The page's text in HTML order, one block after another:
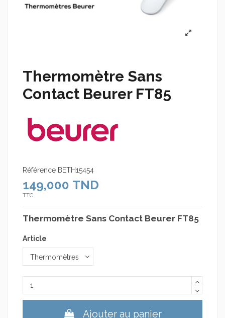
Thermomètre Sans
Contact Beurer FT85
Référence BETH15454
149,000 TND
TTC
Thermomètre Sans Contact Beurer FT85
Article
Ajouter au panier